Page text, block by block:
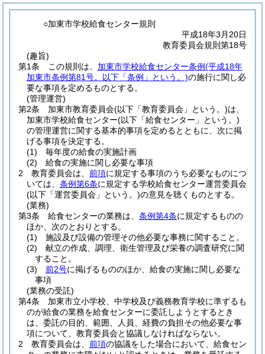
○加東市学校給食センター規則
平成18年3月20日
教育委員会規則第18号
(趣旨)
第1条
この規則は、 加東市学校給食センター条例(平成18年
加東市条例第81号。以下「条例」という。)の施行に関し必
要な事項を定めるものとする。
(管理運営)
第2条
加東市教育委員会(以下「教育委員会」という。)は、
加東市学校給食センター(以下「給食センター」という。)
の管理運営に関する基本的事項を定めるとともに、次に掲
げる事項を決定する。
(1)
毎年度の給食の実施計画
(2)
給食の実施に関し必要な事項
2
教育委員会は、 前項に規定する事項のうち必要なものにつ
いては、 条例第6条に規定する学校給食センター運営委員会
(以下「運営委員会」という。)の意見を聴くものとする。
(業務)
第3条
給食センターの業務は、 条例第4条に規定するものの
ほか、次のとおりとする。
(1)
施設及び設備の管理その他必要な事務に関すること。
(2)
献立の作成、調理、衛生管理及び栄養の調査研究に関
すること。
(3)
前2号に掲げるもののほか、給食の実施に関し必要な
事項
(業務の受託)
第4条
加東市立小学校、中学校及び義務教育学校に準ずるも
のが給食の業務を給食センターに委託しようとするとき
は、委託の目的、範囲、人員、経費の負担その他必要な事
項について、教育委員会と協議しなければならない。
2
教育委員会は、 前項の協議をした場合において、給食セン